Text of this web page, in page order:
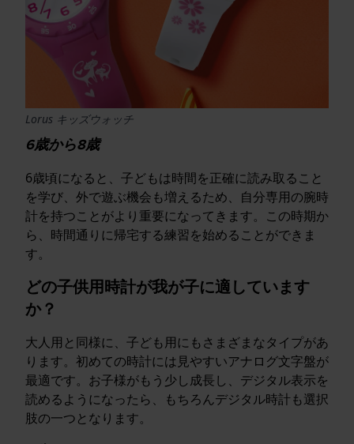
Lorus キッズウォッチ
6歳から8歳
6歳頃になると、子どもは時間を正確に読み取ること
を学び、外で遊ぶ機会も増えるため、自分専用の腕時
計を持つことがより重要になってきます。この時期か
ら、時間通りに帰宅する練習を始めることができま
す。
どの子供用時計が我が子に適しています
か？
大人用と同様に、子ども用にもさまざまなタイプがあ
ります。初めての時計には見やすいアナログ文字盤が
最適です。お子様がもう少し成長し、デジタル表示を
読めるようになったら、もちろんデジタル時計も選択
肢の一つとなります。